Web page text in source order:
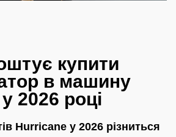
купити
в машину
2026 році
Hurricane у 2026 різниться